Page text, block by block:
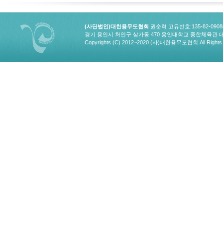
(사단법인)대한용무도협회 권순혁 고유번호:135-82-
경기 용인시 처인구 삼가동 470 용인대학교 종합체육관
Copyrights (C) 2012~2020 (사)대한용무도협회 All